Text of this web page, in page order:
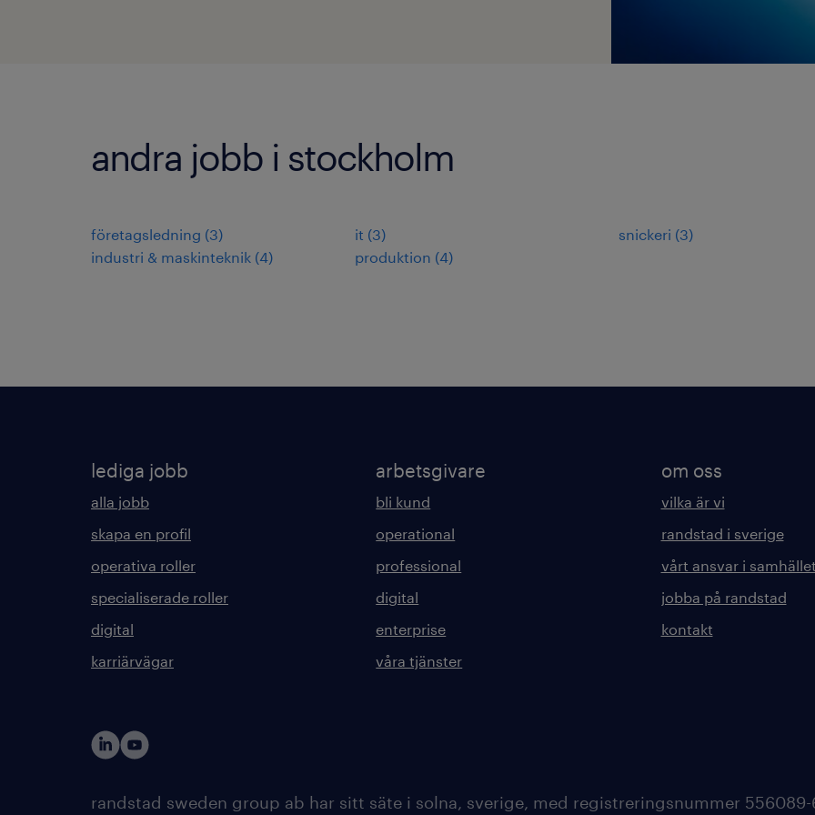
andra jobb i stockholm
företagsledning (3)
industri & maskinteknik (4)
it (3)
produktion (4)
snickeri (3)
lediga jobb
alla jobb
skapa en profil
operativa roller
specialiserade roller
digital
karriärvägar
arbetsgivare
bli kund
operational
professional
digital
enterprise
våra tjänster
om oss
vilka är vi
randstad i sverige
vårt ansvar i samhället
jobba på randstad
kontakt
randstad sweden group ab har sitt säte i solna, sverige, med registreringsnummer 556089-